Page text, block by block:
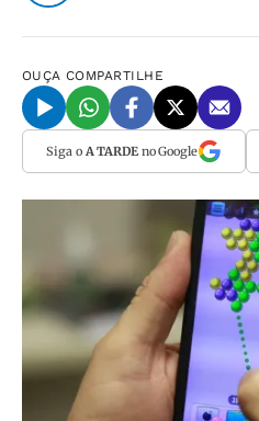
OUÇA COMPARTILHE
Siga o A TARDEno Google